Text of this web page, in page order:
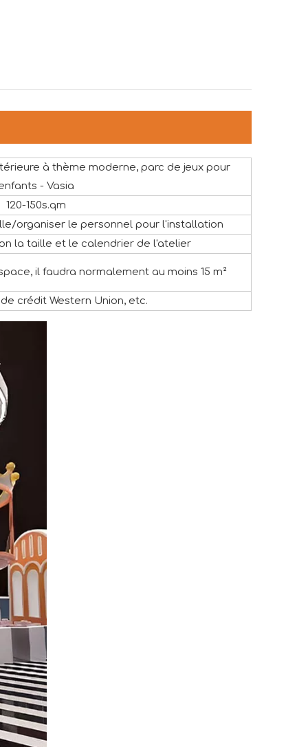
à thème moderne, parc de jeux pour
- Vasia
120-150s.qm
organiser le personnel pour l'installation
la taille et le calendrier de l'atelier
il faudra normalement au moins 15 m²
crédit Western Union, etc.